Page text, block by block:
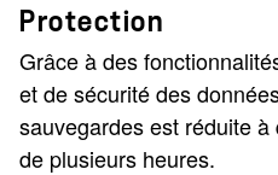
Protection
Grâce à des
et de sécurité des
sauvegardes est réduite
de plusieurs heures.